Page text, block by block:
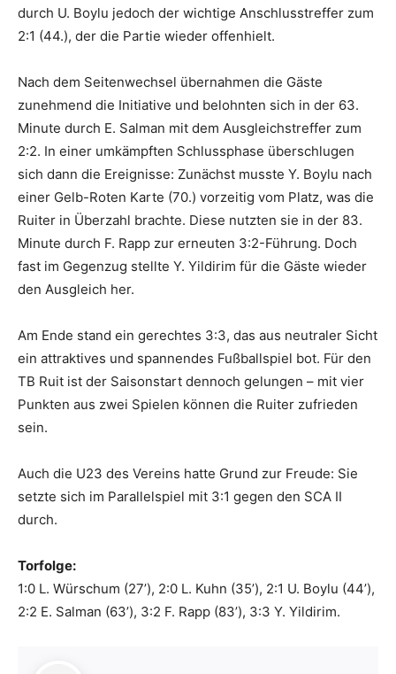
durch U. Boylu jedoch der wichtige Anschlusstreffer zum
2:1 (44.), der die Partie wieder offenhielt.
Nach dem Seitenwechsel übernahmen die Gäste
zunehmend die Initiative und belohnten sich in der 63.
Minute durch E. Salman mit dem Ausgleichstreffer zum
2:2. In einer umkämpften Schlussphase überschlugen
sich dann die Ereignisse: Zunächst musste Y. Boylu nach
einer Gelb-Roten Karte (70.) vorzeitig vom Platz, was die
Ruiter in Überzahl brachte. Diese nutzten sie in der 83.
Minute durch F. Rapp zur erneuten 3:2-Führung. Doch
fast im Gegenzug stellte Y. Yildirim für die Gäste wieder
den Ausgleich her.
Am Ende stand ein gerechtes 3:3, das aus neutraler Sicht
ein attraktives und spannendes Fußballspiel bot. Für den
TB Ruit ist der Saisonstart dennoch gelungen – mit vier
Punkten aus zwei Spielen können die Ruiter zufrieden
sein.
Auch die U23 des Vereins hatte Grund zur Freude: Sie
setzte sich im Parallelspiel mit 3:1 gegen den SCA II
durch.
Torfolge:
1:0 L. Würschum (27’), 2:0 L. Kuhn (35’), 2:1 U. Boylu (44’),
2:2 E. Salman (63’), 3:2 F. Rapp (83’), 3:3 Y. Yildirim.